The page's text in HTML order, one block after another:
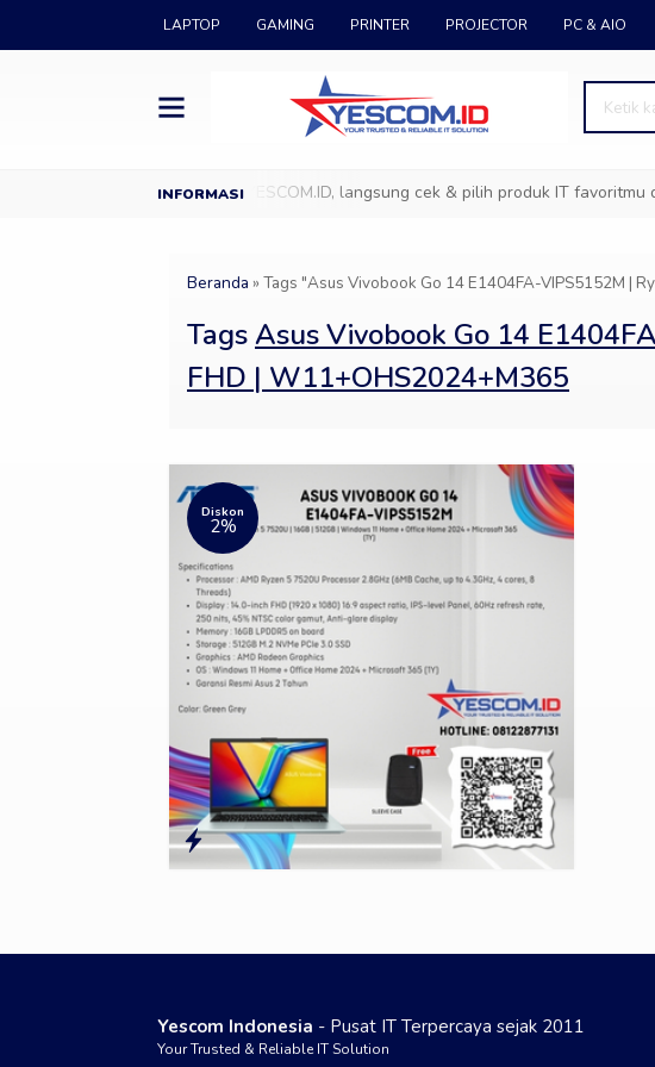
LAPTOP GAMING PRINTER PROJECTOR PC & AIO
Datang ke Showroom YESCOM.ID, langsung cek & pilih produk IT favoritmu
Beranda » Tags "Asus Vivobook Go 14 E1404FA-VIPS5152M |
TagsAsus Vivobook Go 14
FHD | W11+OHS2024+M365
Diskon
2%
Yescom Indonesia - Pusat IT Terpercaya sejak 2011
Your Trusted & Reliable IT Solution